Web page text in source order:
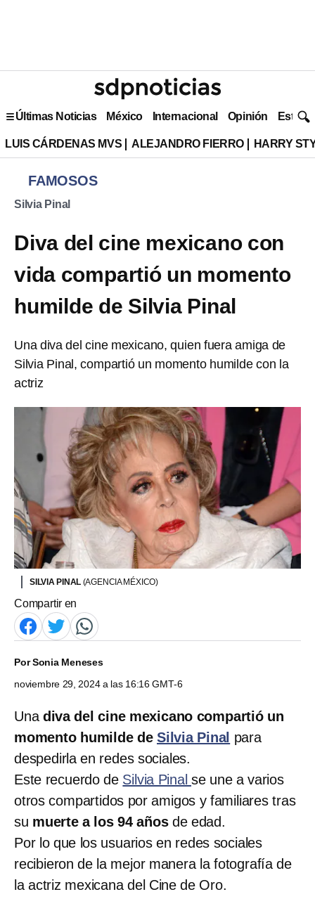
Últimas Noticias México Internacional Opinión Estilo
LUIS CÁRDENAS MVS ALEJANDRO FIERRO HARRY
FAMOSOS
Silvia Pinal
Diva del cine mexicano con
vida compartió un momento
humilde de Silvia Pinal
Una diva del cine mexicano, quien fuera amiga de
Silvia Pinal, compartió un momento humilde con la
actriz
SILVIA PINAL (AGENCIA MÉXICO)
Compartir en
PorSonia Meneses
noviembre 29, 2024 a las 16:16 GMT-6
Una diva del cine mexicano compartió un
momento humilde deSilvia Pinal para
despedirla en redes sociales.
Este recuerdo de Silvia Pinalse une a varios
otros compartidos por amigos y familiares tras
su muerte a los 94 añosde edad.
Por lo que los usuarios en redes sociales
recibieron de la mejor manera la fotografía de
la actriz mexicana del Cine de Oro.